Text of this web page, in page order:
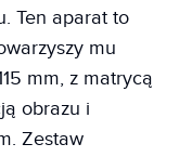
Ten aparat to
mu
mm, z matrycą
obrazu i
Zestaw